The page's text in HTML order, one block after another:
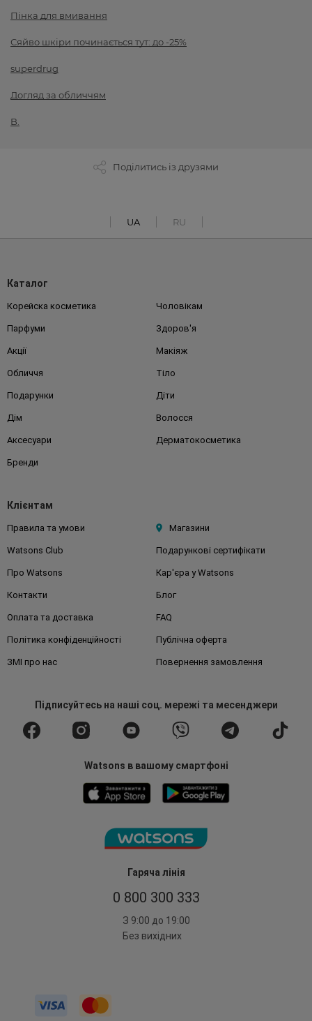
Пінка для вмивання
Сяйво шкіри починається тут: до -25%
superdrug
Догляд за обличчям
B.
Поділитись із друзями
UA RU
Гаряча лінія
0 800 300 333
З 9:00 до 19:00
Без вихідних
Каталог
Корейска косметика Чоловікам
Парфуми Здоров'я
Акції Макіяж
Обличчя Тіло
Подарунки Діти
Дім Волосся
Аксесуари Дерматокосметика
Бренди
Клієнтам
Правила та умови Магазини
Watsons Club Подарункові сертифікати
Про Watsons Кар'єра у Watsons
Контакти Блог
Оплата та доставка FAQ
Політика конфіденційності Публічна оферта
ЗМІ про нас Повернення замовлення
Підписуйтесьна наші соц. мережі та месенджери
Watsons в вашому смартфоні